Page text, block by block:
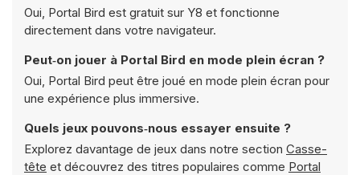
Oui, Portal Bird est gratuit sur Y8 et fonctionne
directement dans votre navigateur.
Peut‑on jouer à Portal Bird en mode plein écran ?
Oui, Portal Bird peut être joué en mode plein écran pour
une expérience plus immersive.
Quels jeux pouvons‑nous essayer ensuite ?
Explorez davantage de jeux dans notre section Casse-
tête et découvrez des titres populaires comme Portal